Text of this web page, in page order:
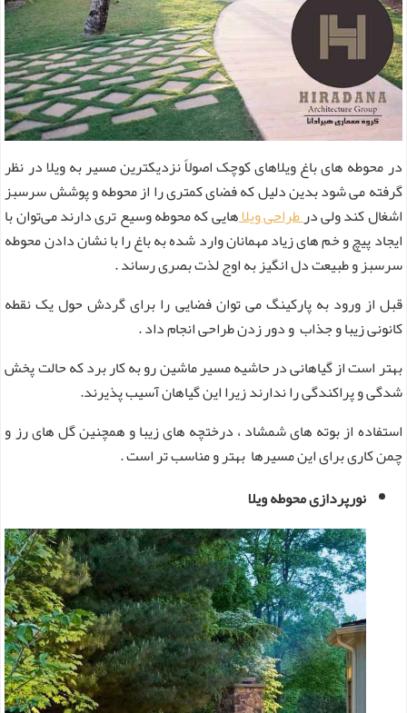
در محوطه های باغ ویلاهای کوچک اصولاً نزدیکترین مسیر به ویلا در نظر
گرفته می شود بدین دلیل که فضای کمتری را از محوطه و پوشش سرسبز
اشغال کند ولی درطراحی ویلاهایی که محوطه وسیع تری دارند می‌توان با
ایجاد پیچ و خم های زیاد مهمانان وارد شده به باغ را با نشان دادن محوطه
سرسبز و طبیعت دل انگیز به اوج لذت بصری رساند .
قبل از ورود به پارکینگ می توان فضایی را برای گردش حول یک نقطه
کانونی زیبا و جذاب و دور زدن طراحی انجام داد .
بهتر است از گیاهانی در حاشیه مسیر ماشین رو به کار برد که حالت پخش
شدگی و پراکندگی را ندارند زیرا این گیاهان آسیب پذیرند.
استفاده از بوته های شمشاد ، درختچه های زیبا و همچنین گل های رز و
چمن کاری برای این مسیرها بهتر و مناسب تر است .
نورپردازی محوطه ویلا